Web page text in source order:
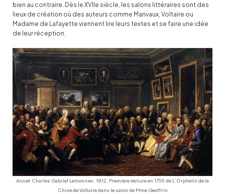
bien au contraire. Dès le XVIIe siècle, les salons littéraires sont des
lieux de création où des auteurs comme Marivaux, Voltaire ou
Madame de Lafayette viennent lire leurs textes et se faire une idée
de leur réception.
Anicet Charles Gabriel Lemonnier, 1812, Première lecture en 1755 de L’Orphelin de la
Chine de Voltaire dans le salon de Mme Geoffrin